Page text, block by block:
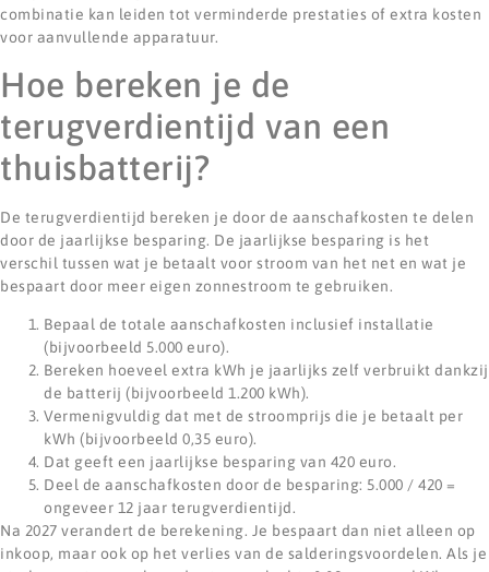
combinatie kan leiden tot verminderde prestaties of extra kosten
voor aanvullende apparatuur.
Hoe bereken je de
terugverdientijd van een
thuisbatterij?
De terugverdientijd bereken je door de aanschafkosten te delen
door de jaarlijkse besparing. De jaarlijkse besparing is het
verschil tussen wat je betaalt voor stroom van het net en wat je
bespaart door meer eigen zonnestroom te gebruiken.
Bepaal de totale aanschafkosten inclusief installatie
(bijvoorbeeld 5.000 euro).
Bereken hoeveel extra kWh je jaarlijks zelf verbruikt dankzij
de batterij (bijvoorbeeld 1.200 kWh).
Vermenigvuldig dat met de stroomprijs die je betaalt per
kWh (bijvoorbeeld 0,35 euro).
Dat geeft een jaarlijkse besparing van 420 euro.
Deel de aanschafkosten door de besparing: 5.000 / 420 =
ongeveer 12 jaar terugverdientijd.
Na 2027 verandert de berekening. Je bespaart dan niet alleen op
inkoop, maar ook op het verlies van de salderingsvoordelen. Als je